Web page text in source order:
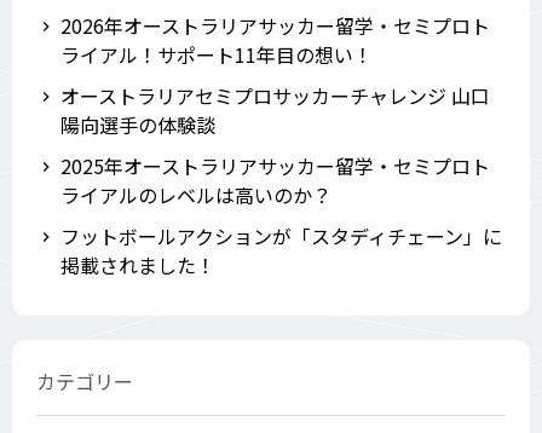
2026年オーストラリアサッカー留学・セミプロト
ライアル！サポート11年目の想い！
オーストラリアセミプロサッカーチャレンジ 山口
陽向選手の体験談
2025年オーストラリアサッカー留学・セミプロト
ライアルのレベルは高いのか？
フットボールアクションが「スタディチェーン」に
掲載されました！
カテゴリー